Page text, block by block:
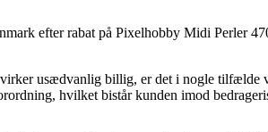
efter rabat på Pixelhobby Midi Perler
usædvanlig billig, er det i nogle tilfælde
hvilket bistår kunden imod